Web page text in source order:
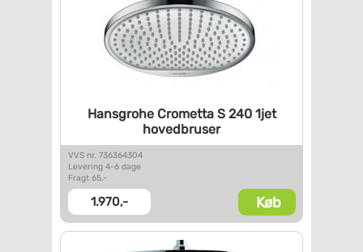
Hansgrohe Crometta S 240 1jet
hovedbruser
VVS nr. 736364304
Levering 4-6 dage
Fragt 65,-
1.970,- Køb